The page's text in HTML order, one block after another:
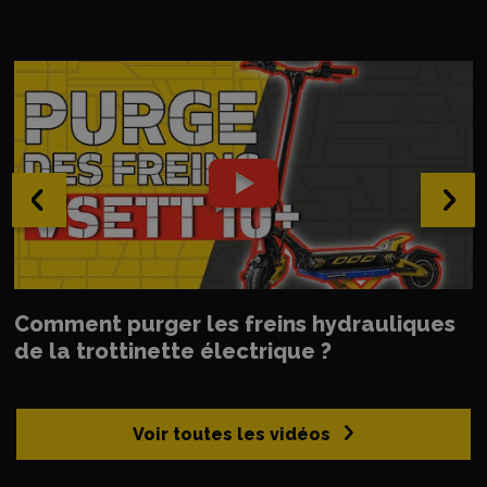
Voir toutes les vidéos
Comment purger les freins hydrauliques
de la trottinette électrique ?
‹ ›